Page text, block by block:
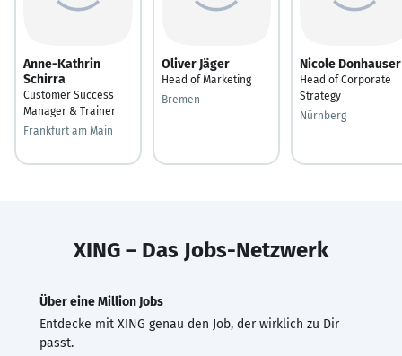
Anne-Kathrin
Schirra
Customer Success
Manager & Trainer
Frankfurt am Main
Oliver Jäger
Head of Marketing
Bremen
Nicole Donhauser
Head of Corporate
Strategy
Nürnberg
XING – Das Jobs-Netzwerk
Über eine Million Jobs
Entdecke mit XING genau den Job, der wirklich zu Dir
passt.